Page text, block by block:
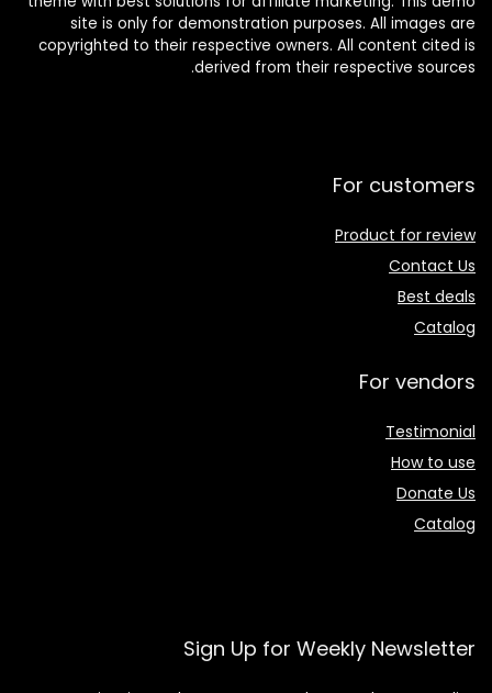
site is only for demonstration purposes. All images are
copyrighted to their respective owners. All content cited is
derived from their respective sources.
For customers
Product for review
Contact Us
Best deals
Catalog
For vendors
Testimonial
How to use
Donate Us
Catalog
Sign Up for Weekly Newsletter